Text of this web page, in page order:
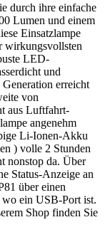
durch ihre einfache
Lumen und einem
Einsatzlampe
wirkungsvollsten
LED-
und
erreicht
von
aus Luftfahrt-
angenehm
Li-Ionen-Akku
) volle 2 Stunden
nonstop da. Über
Status-Anzeige an
über einen
ein USB-Port ist.
Shop finden Sie